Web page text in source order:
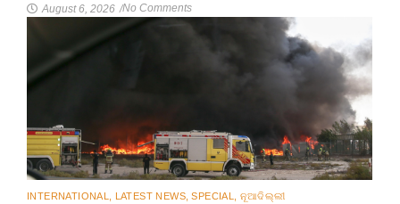
August 6, 2026 /No Comments
INTERNATIONAL LATEST NEWS SPECIAL ନୂଆଦିଲ୍ଲୀ